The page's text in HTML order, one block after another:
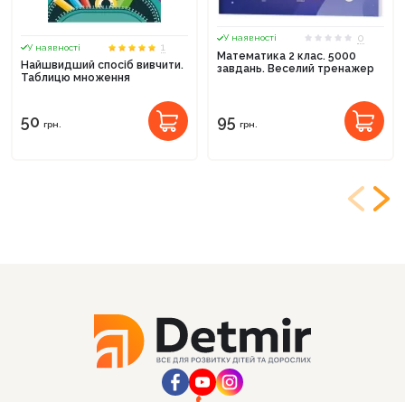
У наявності
1
Найшвидший спосіб вивчити.
Таблицю множення
50 грн.
У наявності
0
Математика 2 клас. 5000
завдань. Веселий тренажер
95 грн.